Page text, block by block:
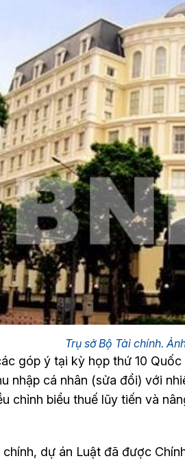
Trụ sở Bộ Tài chính.
góp ý tại kỳ họp thứ 10
nhập cá nhân (sửa đổi) với
chỉnh biểu thuế lũy tiến và
chính, dự án Luật đã được